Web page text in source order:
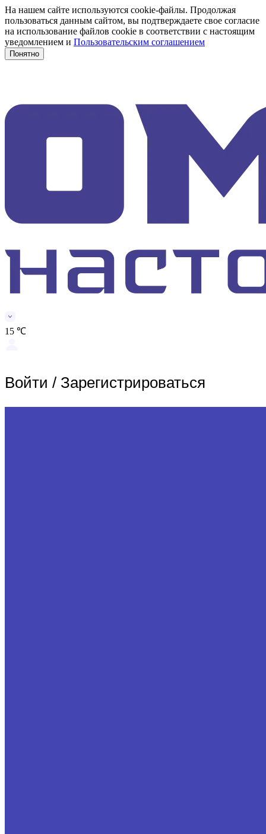
На нашем сайте используются cookie-файлы. Продолжая
пользоваться данным сайтом, вы подтверждаете свое согласие
на использование файлов cookie в соответствии с настоящим
уведомлением и Пользовательским соглашением
Понятно
15 ℃
Войти / Зарегистрироваться